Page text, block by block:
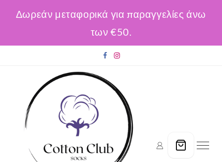
Δωρεάν μεταφορικά για παραγγελίες άνω
των €50.